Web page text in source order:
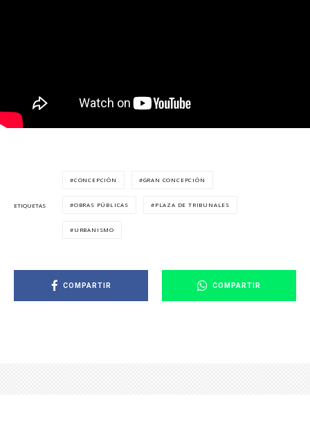
ETIQUETAS
CONCEPCIÓN GRAN CONCEPCIÓN
OBRAS PÚBLICAS PLAZA DE TRIBUNALES
URBANISMO
COMPARTIR COMPARTIR